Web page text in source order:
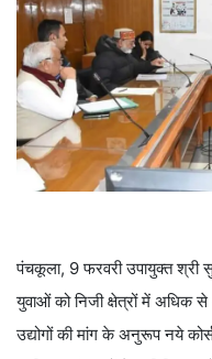
पंचकूला, 9 फरवरी उपायुक्त श्री
युवाओं को निजी क्षेत्रों में
उद्योगों की मांग के अनुरूप नये